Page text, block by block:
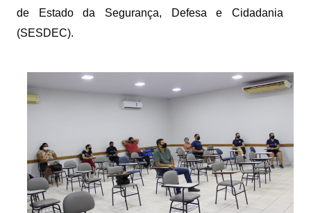
de Estado da Segurança, Defesa e Cidadania
(SESDEC).